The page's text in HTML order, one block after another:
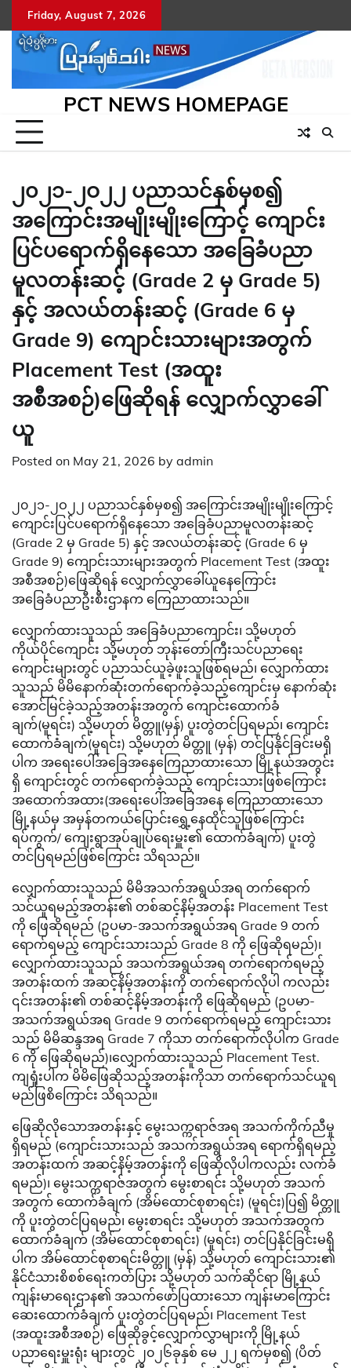
to
content
Friday, August 7, 2026
PCT NEWS HOMEPAGE
၂၀၂၁-၂ဝ၂၂ ပညာသင်နှစ်မှစ၍
အကြောင်းအမျိုးမျိုးကြောင့် ကျောင်း
ပြင်ပရောက်ရှိနေသော အခြေခံပညာ
မူလတန်းဆင့် (Grade 2 မှ Grade 5)
နှင့် အလယ်တန်းဆင့် (Grade 6 မှ
Grade 9) ကျောင်းသားများအတွက်
Placement Test (အထူး
အစီအစဉ်)ဖြေဆိုရန် လျှောက်လွှာခေါ်
ယူ
Posted on May 21, 2026 by admin
၂၀၂၁-၂ဝ၂၂ ပညာသင်နှစ်မှစ၍ အကြောင်းအမျိုးမျိုးကြောင့်
ကျောင်းပြင်ပရောက်ရှိနေသော အခြေခံပညာမူလတန်းဆင့်
(Grade 2 မှ Grade 5) နှင့် အလယ်တန်းဆင့် (Grade 6 မှ
Grade 9) ကျောင်းသားများအတွက် Placement Test (အထူး
အစီအစဉ်)ဖြေဆိုရန် လျှောက်လွှာခေါ်ယူနေကြောင်း
အခြေခံပညာဦးစီးဌာနက ကြေညာထားသည်။
လျှောက်ထားသူသည် အခြေခံပညာကျောင်း၊ သို့မဟုတ်
ကိုယ်ပိုင်ကျောင်း သို့မဟုတ် ဘုန်းတော်ကြီးသင်ပညာရေး
ကျောင်းများတွင် ပညာသင်ယူခဲ့ဖူးသူဖြစ်ရမည်၊ လျှောက်ထား
သူသည် မိမိနောက်ဆုံးတက်ရောက်ခဲ့သည့်ကျောင်းမှ နောက်ဆုံး
အောင်မြင်ခဲ့သည့်အတန်းအတွက် ကျောင်းထောက်ခံ
ချက်(မူရင်း) သို့မဟုတ် မိတ္တူ(မှန်) ပူးတွဲတင်ပြရမည်၊ ကျောင်း
ထောက်ခံချက်(မူရင်း) သို့မဟုတ် မိတ္တူ (မှန်) တင်ပြနိုင်ခြင်းမရှိ
ပါက အရေးပေါ်အခြေအနေကြေညာထားသော မြို့နယ်အတွင်း
ရှိ ကျောင်းတွင် တက်ရောက်ခဲ့သည့် ကျောင်းသားဖြစ်ကြောင်း
အထောက်အထား(အရေးပေါ်အခြေအနေ ကြေညာထားသော
မြို့နယ်မှ အမှန်တကယ်ပြောင်းရွှေ့နေထိုင်သူဖြစ်ကြောင်း
ရပ်ကွက်/ ကျေးရွာအုပ်ချုပ်ရေးမှူး၏ ထောက်ခံချက်) ပူးတွဲ
တင်ပြရမည်ဖြစ်ကြောင်း သိရသည်။
လျှောက်ထားသူသည် မိမိအသက်အရွယ်အရ တက်ရောက်
သင်ယူရမည့်အတန်း၏ တစ်ဆင့်နိမ့်အတန်း Placement Test
ကို ဖြေဆိုရမည် (ဥပမာ-အသက်အရွယ်အရ Grade 9 တက်
ရောက်ရမည့် ကျောင်းသားသည် Grade 8 ကို ဖြေဆိုရမည်)၊
လျှောက်ထားသူသည် အသက်အရွယ်အရ တက်ရောက်ရမည့်
အတန်းထက် အဆင့်နိမ့်အတန်းကို တက်ရောက်လိုပါ ကလည်း
၎င်းအတန်း၏ တစ်ဆင့်နိမ့်အတန်းကို ဖြေဆိုရမည် (ဥပမာ-
အသက်အရွယ်အရ Grade 9 တက်ရောက်ရမည့် ကျောင်းသား
သည် မိမိဆန္ဒအရ Grade 7 ကိုသာ တက်ရောက်လိုပါက Grade
6 ကို ဖြေဆိုရမည်)၊လျှောက်ထားသူသည် Placement Test.
ကျရှုံးပါက မိမိဖြေဆိုသည့်အတန်းကိုသာ တက်ရောက်သင်ယူရ
မည်ဖြစိကြောင်း သိရသည်။
ဖြေဆိုလိုသောအတန်းနှင့် မွေးသက္ကရာဇ်အရ အသက်ကိုက်ညီမှု
ရှိရမည် (ကျောင်းသားသည် အသက်အရွယ်အရ ရောက်ရှိရမည့်
အတန်းထက် အဆင့်နိမ့်အတန်းကို ဖြေဆိုလိုပါကလည်း လက်ခံ
ရမည်)၊ မွေးသက္ကရာဇ်အတွက် မွေးစာရင်း သို့မဟုတ် အသက်
အတွက် ထောက်ခံချက် (အိမ်ထောင်စုစာရင်း) (မူရင်း)ပြ၍ မိတ္တူ
ကို ပူးတွဲတင်ပြရမည်၊ မွေးစာရင်း သို့မဟုတ် အသက်အတွက်
ထောက်ခံချက် (အိမ်ထောင်စုစာရင်း) (မူရင်း) တင်ပြနိုင်ခြင်းမရှိ
ပါက အိမ်ထောင်စုစာရင်းမိတ္တူ (မှန်) သို့မဟုတ် ကျောင်းသား၏
နိုင်ငံသားစိစစ်ရေးကတ်ပြား သို့မဟုတ် သက်ဆိုင်ရာ မြို့နယ်
ကျန်းမာရေးဌာန၏ အသက်ဖော်ပြထားသော ကျန်းမာကြောင်း
ဆေးထောက်ခံချက် ပူးတွဲတင်ပြရမည်၊ Placement Test
(အထူးအစီအစဉ်) ဖြေဆိုခွင့်လျှောက်လွှာများကို မြို့နယ်
ပညာရေးမှူးရုံး များတွင် ၂၀၂၆ခုနှစ် မေ ၂၂ ရက်မှစ၍ (ပိတ်